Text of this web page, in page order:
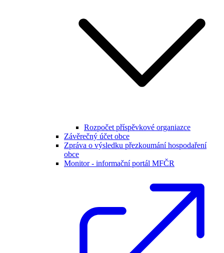
Rozpočet příspěvkové organiazce
Závěrečný účet obce
Zpráva o výsledku přezkoumání hospodaření
obce
Monitor - informační portál MFČR